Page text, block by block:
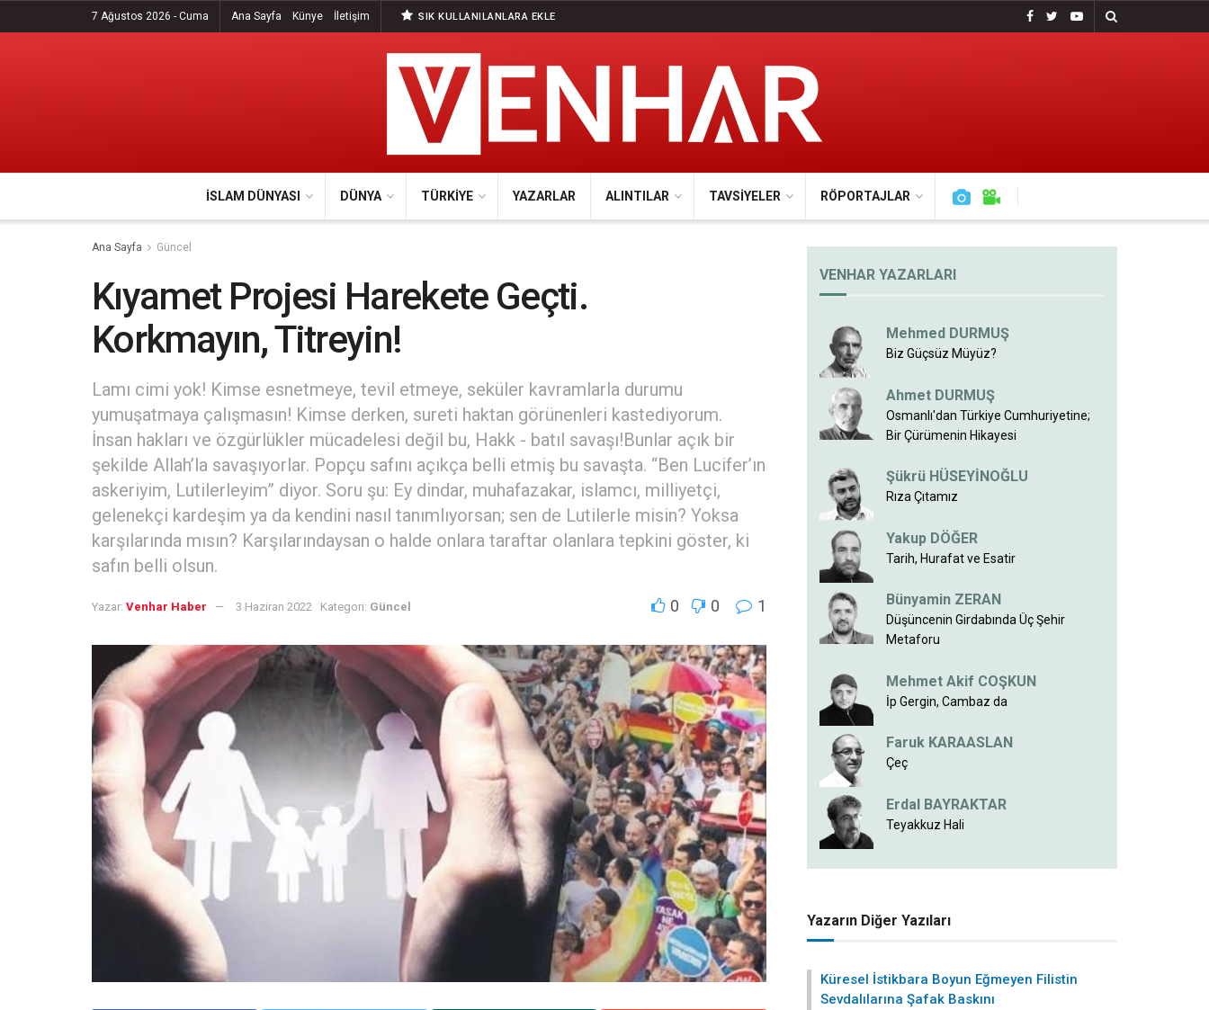
7 Ağustos 2026 - Cuma Ana Sayfa Künye İletişim SIK KULLANILANLARA EKLE
İSLAM DÜNYASI DÜNYA TÜRKIYE YAZARLAR ALINTILAR TAVSIYELER RÖPORTAJLAR
Ana Sayfa Güncel
Kıyamet Projesi Harekete Geçti.
Korkmayın, Titreyin!
Lamı cimi yok! Kimse esnetmeye, tevil etmeye, seküler kavramlarla durumu
yumuşatmaya çalışmasın! Kimse derken, sureti haktan görünenleri kastediyorum.
İnsan hakları ve özgürlükler mücadelesi değil bu, Hakk - batıl savaşı!Bunlar açık bir
şekilde Allah’la savaşıyorlar. Popçu safını açıkça belli etmiş bu savaşta. “Ben Lucifer’ın
askeriyim, Lutilerleyim” diyor. Soru şu: Ey dindar, muhafazakar, islamcı, milliyetçi,
gelenekçi kardeşim ya da kendini nasıl tanımlıyorsan; sen de Lutilerle misin? Yoksa
karşılarında mısın? Karşılarındaysan o halde onlara taraftar olanlara tepkini göster, ki
safın belli olsun.
Yazar: Venhar Haber 3 Haziran 2022 Kategori: Güncel 0 0 1
VENHAR YAZARLARI
Mehmed DURMUŞ
Biz Güçsüz Müyüz?
Ahmet DURMUŞ
Osmanlı'dan Türkiye Cumhuriyetine;
Bir Çürümenin Hikayesi
Şükrü HÜSEYİNOĞLU
Rıza Çıtamız
Yakup DÖĞER
Tarih, Hurafat ve Esatir
Bünyamin ZERAN
Düşüncenin Girdabında Üç Şehir
Metaforu
Mehmet Akif COŞKUN
İp Gergin, Cambaz da
Faruk KARAASLAN
Çeç
Erdal BAYRAKTAR
Teyakkuz Hali
Yazarın Diğer Yazıları
Küresel İstikbara Boyun Eğmeyen Filistin
Sevdalılarına Şafak Baskını